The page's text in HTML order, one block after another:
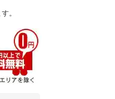
会議室の椅子と云うとキ
。